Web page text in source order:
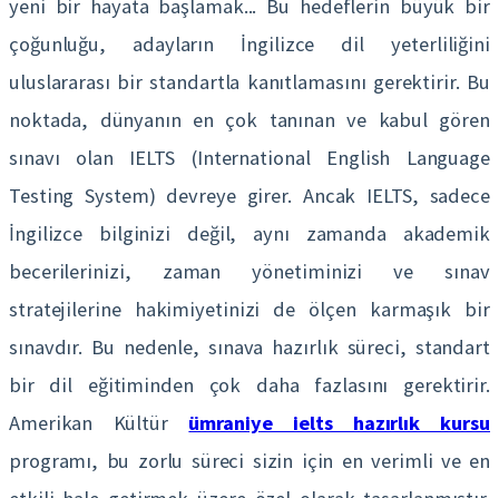
yeni bir hayata başlamak... Bu hedeflerin büyük bir
çoğunluğu, adayların İngilizce dil yeterliliğini
uluslararası bir standartla kanıtlamasını gerektirir. Bu
noktada, dünyanın en çok tanınan ve kabul gören
sınavı olan IELTS (International English Language
Testing System) devreye girer. Ancak IELTS, sadece
İngilizce bilginizi değil, aynı zamanda akademik
becerilerinizi, zaman yönetiminizi ve sınav
stratejilerine hakimiyetinizi de ölçen karmaşık bir
sınavdır. Bu nedenle, sınava hazırlık süreci, standart
bir dil eğitiminden çok daha fazlasını gerektirir.
Amerikan Kültür ümraniye ielts hazırlık kursu
programı, bu zorlu süreci sizin için en verimli ve en